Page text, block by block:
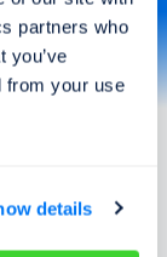
partners who
you’ve
from your use
details